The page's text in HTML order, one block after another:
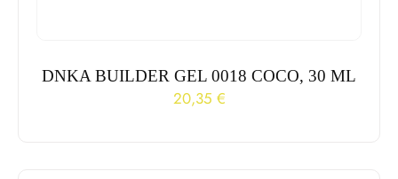
DNKA BUILDER GEL 0018 COCO, 30 ML
20,35 €